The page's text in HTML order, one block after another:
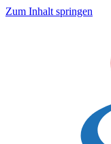
Zum Inhalt springen